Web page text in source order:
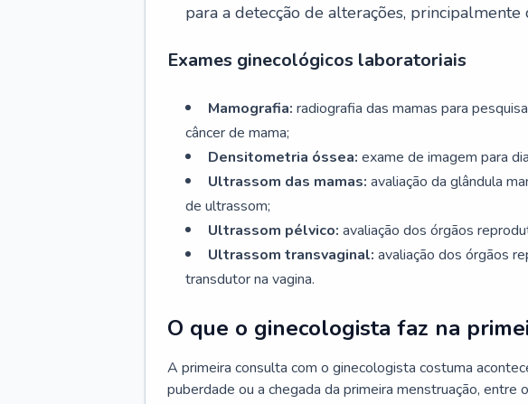
para a detecção de alterações,
Exames ginecológicos laboratoriais
Mamografia: radiografia das mamas para
câncer de mama;
Densitometria óssea: exame de imagem para
Ultrassom das mamas: avaliação da glândula
de ultrassom;
Ultrassom pélvico: avaliação dos órgãos
Ultrassom transvaginal: avaliação dos órgãos
transdutor na vagina.
O que o ginecologista faz na
A primeira consulta com o ginecologista costuma
puberdade ou a chegada da primeira menstruação, entre